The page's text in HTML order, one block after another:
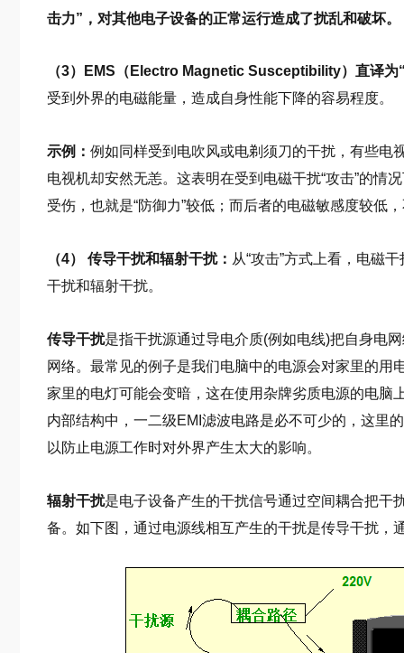
击力”，对其他电子设备的正常运行造成了扰乱和破坏。
（3）EMS（Electro Magnetic Susceptibility）直译为
受到外界的电磁能量，造成自身性能下降的容易程度。
示例：例如同样受到电吹风或电剃须刀的干扰，有些电
电视机却安然无恙。这表明在受到电磁干扰“攻击”的情
受伤，也就是“防御力”较低；而后者的电磁敏感度较低
（4） 传导干扰和辐射干扰： 从“攻击”方式上看，电磁
干扰和辐射干扰。
传导干扰是指干扰源通过导电介质(例如电线)把自身电
网络。最常见的例子是我们电脑中的电源会对家里的用
家里的电灯可能会变暗，这在使用杂牌劣质电源的电脑
内部结构中，一二级EMI滤波电路是必不可少的，这里
以防止电源工作时对外界产生太大的影响。
辐射干扰是电子设备产生的干扰信号通过空间耦合把干
备。如下图，通过电源线相互产生的干扰是传导干扰，